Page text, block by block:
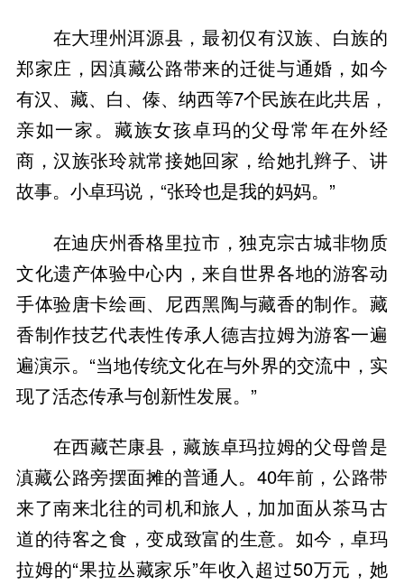
在大理州洱源县，最初仅有汉族、白族的
郑家庄，因滇藏公路带来的迁徙与通婚，如今
有汉、藏、白、傣、纳西等7个民族在此共居，
亲如一家。藏族女孩卓玛的父母常年在外经
商，汉族张玲就常接她回家，给她扎辫子、讲
故事。小卓玛说，“张玲也是我的妈妈。”
在迪庆州香格里拉市，独克宗古城非物质
文化遗产体验中心内，来自世界各地的游客动
手体验唐卡绘画、尼西黑陶与藏香的制作。藏
香制作技艺代表性传承人德吉拉姆为游客一遍
遍演示。“当地传统文化在与外界的交流中，实
现了活态传承与创新性发展。”
在西藏芒康县，藏族卓玛拉姆的父母曾是
滇藏公路旁摆面摊的普通人。40年前，公路带
来了南来北往的司机和旅人，加加面从茶马古
道的待客之食，变成致富的生意。如今，卓玛
拉姆的“果拉丛藏家乐”年收入超过50万元，她